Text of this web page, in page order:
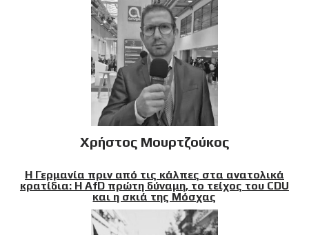
Χρήστος Μουρτζούκος
Η Γερμανία πριν από τις κάλπες στα ανατολικά
κρατίδια: Η AfD πρώτη δύναμη, το τείχος του CDU
και η σκιά της Μόσχας